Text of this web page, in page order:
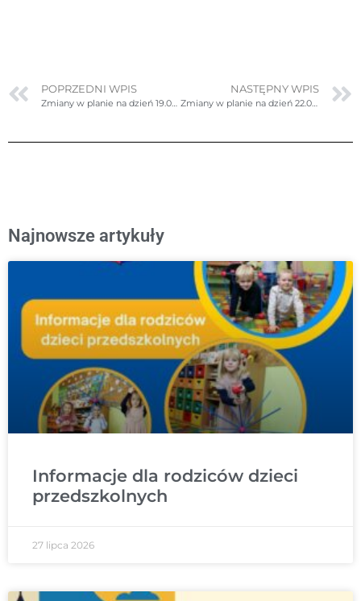
POPRZEDNI WPIS NASTĘPNY WPIS
Zmiany w planie na dzień 22.09.2025r. (poniedziałek)
Najnowsze artykuły
Informacje dla rodziców dzieci
przedszkolnych
27 lipca 2026